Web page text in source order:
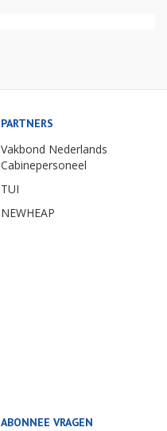
PARTNERS
Vakbond Nederlands
Cabinepersoneel
TUI
NEWHEAP
ABONNEE VRAGEN